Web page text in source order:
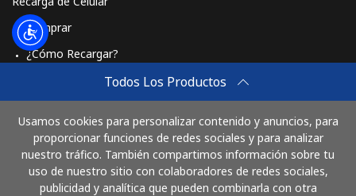
Todos Los Productos
Usamos cookies para personalizar contenido y anuncios, para
proporcionar funciones de redes sociales y para analizar
nuestro tráfico. También compartimos información sobre tu
uso de nuestro sitio con colaboradores de redes sociales,
publicidad y analítica que pueden combinarla con otra
Comprar
¿Cómo Recargar?
Comprar
Cómo funciona
Paga con